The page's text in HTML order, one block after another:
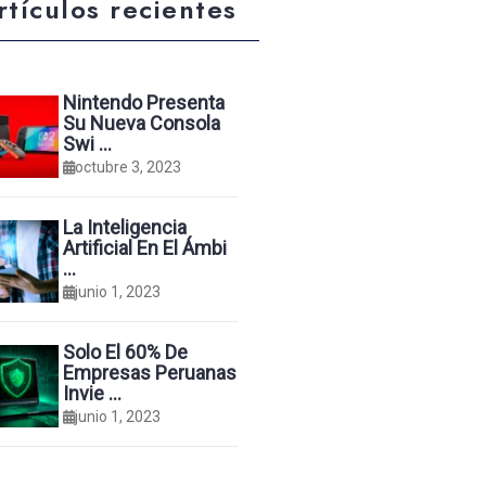
recientes
Nintendo Presenta
Su Nueva Consola
Swi …
octubre 3, 2023
La Inteligencia
Artificial En El Ámbi
…
junio 1, 2023
Solo El 60% De
Empresas Peruanas
Invie …
junio 1, 2023